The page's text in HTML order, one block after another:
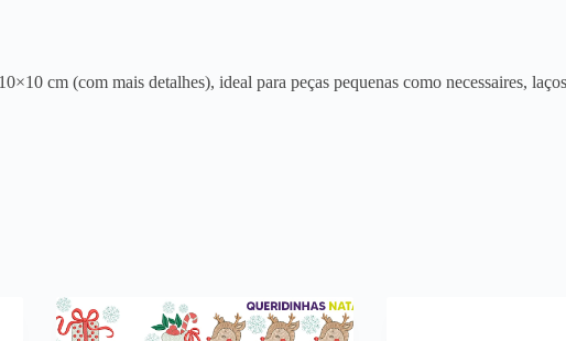
cm (com mais detalhes), ideal para peças pequenas como necessaires,